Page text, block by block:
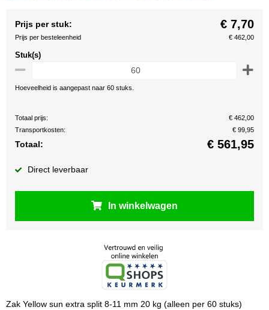
Prijs per stuk: € 7,70
Prijs per besteleenheid € 462,00
Stuk(s)
Hoeveelheid is aangepast naar 60 stuks.
Totaal prijs:
€ 462,00
Transportkosten:
€ 99,95
Totaal: € 561,95
Direct leverbaar
In winkelwagen
Zak Yellow sun extra split 8-11 mm 20 kg (alleen per 60 stuks)